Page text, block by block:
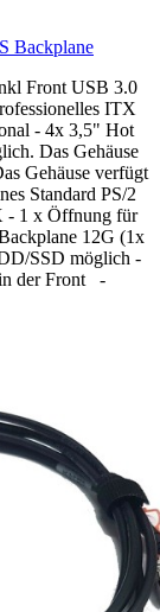
Backplane
Front USB 3.0
ITX
- 4x 3,5" Hot
Das Gehäuse
Gehäuse verfügt
Standard PS/2
- 1 x Öffnung für
12G (1x
SSD möglich -
der Front -